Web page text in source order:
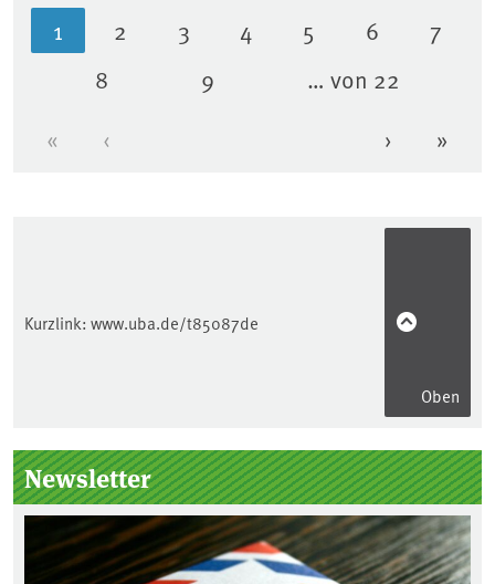
Erste Seite
« Vorherige Seite
‹
Aktuelle Seite
1 Seite
2 Seite
3 Seite
4 Seite
5 Seite
6 Seite
7
Seite
8 Seite
9 … von 22
Nächste
› »
Kurzlink: www.uba.de/t85087de
Oben
Seitenleiste
Newsletter